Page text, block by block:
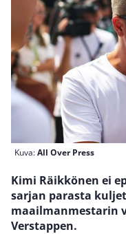
Kuva:All Over Press
Kimi Räikkönen ei
sarjan parasta
maailmanmestarin
Verstappen.